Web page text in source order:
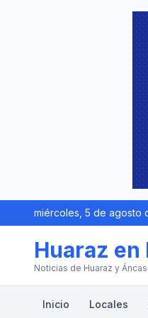
miércoles, 5 de agosto
Huaraz en
Noticias de Huaraz y
Inicio Locales